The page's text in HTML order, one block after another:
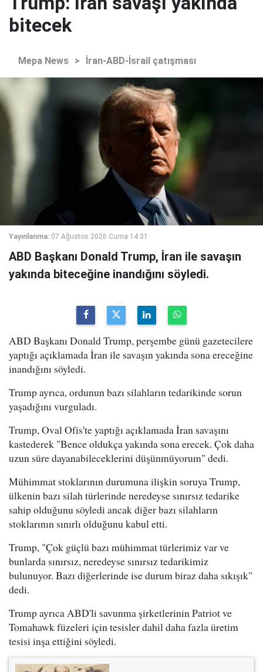
bitecek
Mepa News > İran-ABD-İsrail çatışması
Yayınlanma: 07 Ağustos 2026 Cuma 14:31
ABD Başkanı Donald Trump, İran ile savaşın
yakında biteceğine inandığını söyledi.
ABD Başkanı Donald Trump, perşembe günü gazetecilere
yaptığı açıklamada İran ile savaşın yakında sona ereceğine
inandığını söyledi.
Trump ayrıca, ordunun bazı silahların tedarikinde sorun
yaşadığını vurguladı.
Trump, Oval Ofis'te yaptığı açıklamada İran savaşını
kastederek "Bence oldukça yakında sona erecek. Çok daha
uzun süre dayanabileceklerini düşünmüyorum" dedi.
Mühimmat stoklarının durumuna ilişkin soruya Trump,
ülkenin bazı silah türlerinde neredeyse sınırsız tedarike
sahip olduğunu söyledi ancak diğer bazı silahların
stoklarının sınırlı olduğunu kabul etti.
Trump, "Çok güçlü bazı mühimmat türlerimiz var ve
bunlarda sınırsız, neredeyse sınırsız tedarikimiz
bulunuyor. Bazı diğerlerinde ise durum biraz daha sıkışık"
dedi.
Trump ayrıca ABD'li savunma şirketlerinin Patriot ve
Tomahawk füzeleri için tesisler dahil daha fazla üretim
tesisi inşa ettiğini söyledi.